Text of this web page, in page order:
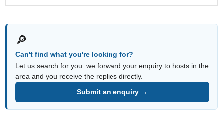
🔎
Can't find what you're looking for?
Let us search for you: we forward your enquiry to hosts in the
area and you receive the replies directly.
Submit an enquiry →